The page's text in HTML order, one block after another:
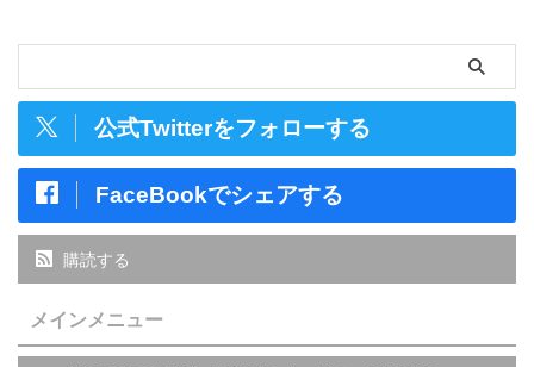
公式Twitterをフォローする
FaceBookでシェアする
購読する
メインメニュー